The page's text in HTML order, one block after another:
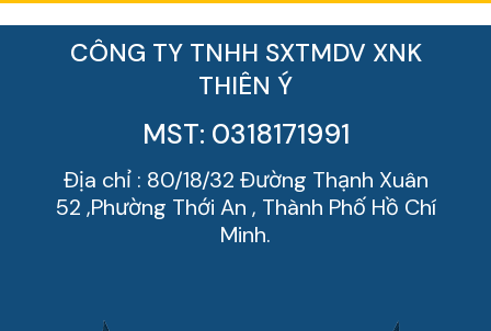
CÔNG TY TNHH SXTMDV XNK
THIÊN Ý
MST: 0318171991
Địa chỉ : 80/18/32 Đường Thạnh Xuân
52 ,Phường Thới An , Thành Phố Hồ Chí
Minh.